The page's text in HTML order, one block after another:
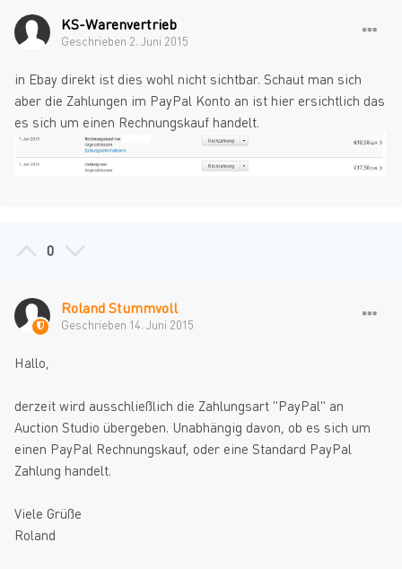
KS-Warenvertrieb
Geschrieben 2. Juni 2015
in Ebay direkt ist dies wohl nicht sichtbar. Schaut man sich
aber die Zahlungen im PayPal Konto an ist hier ersichtlich das
es sich um einen Rechnungskauf handelt.
0
Roland Stummvoll
Geschrieben 14. Juni 2015
Hallo,
derzeit wird ausschließlich die Zahlungsart "PayPal" an
Auction Studio übergeben. Unabhängig davon, ob es sich um
einen PayPal Rechnungskauf, oder eine Standard PayPal
Zahlung handelt.
Viele Grüße
Roland